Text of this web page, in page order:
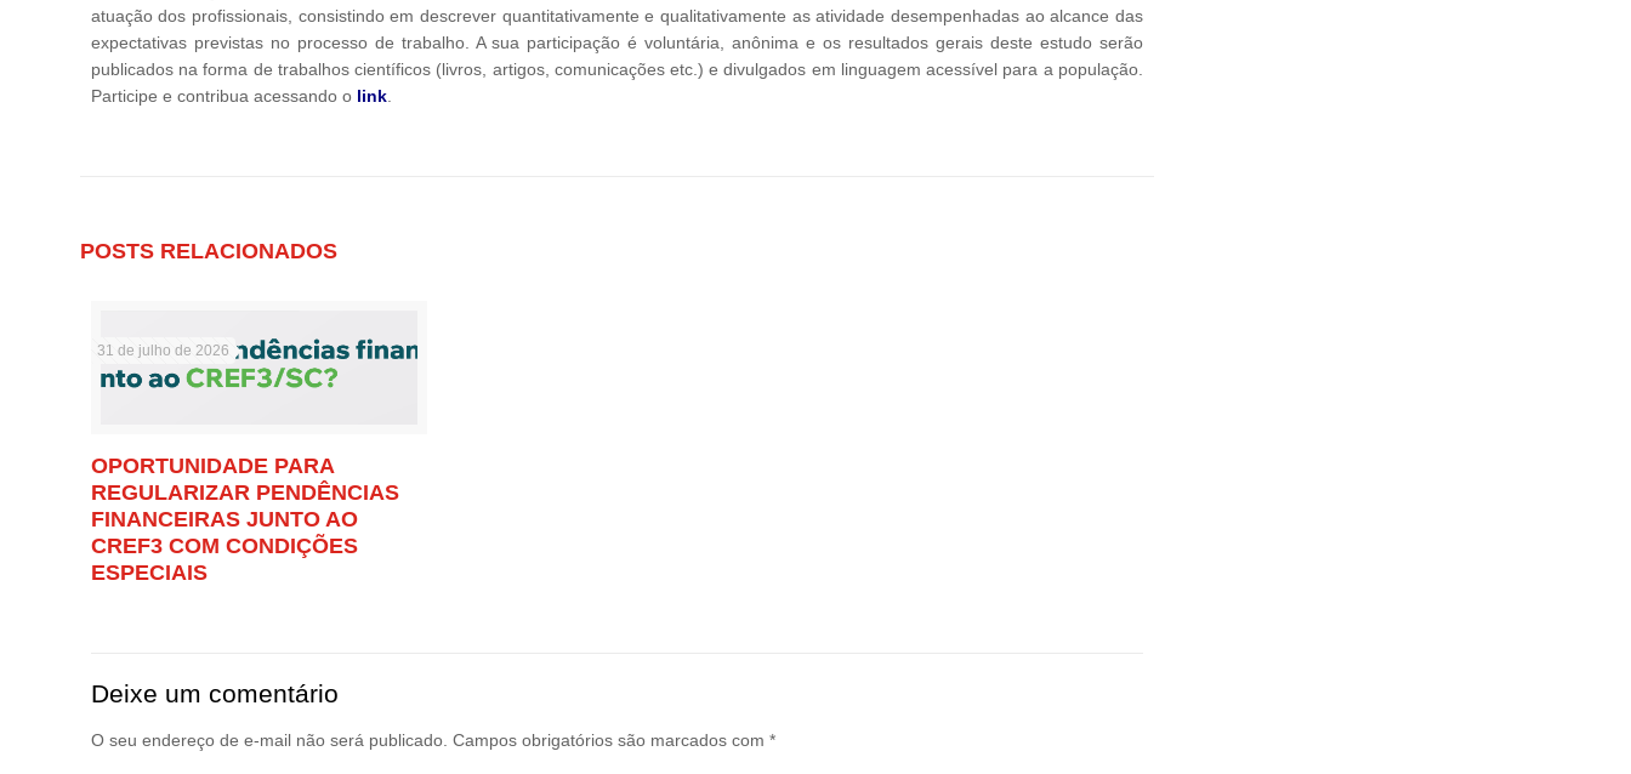
atuação dos profissionais, consistindo em descrever quantitativamente e qualitativamente as atividade desempenhadas ao alcance das
expectativas previstas no processo de trabalho. A sua participação é voluntária, anônima e os resultados gerais deste estudo serão
publicados na forma de trabalhos científicos (livros, artigos, comunicações etc.) e divulgados em linguagem acessível para a população.
Participe e contribua acessando o link.
POSTS RELACIONADOS
31 de julho de 2026
OPORTUNIDADE PARA
REGULARIZAR PENDÊNCIAS
FINANCEIRAS JUNTO AO
CREF3 COM CONDIÇÕES
ESPECIAIS
Deixe um comentário
O seu endereço de e-mail não será publicado. Campos obrigatórios são marcados com *